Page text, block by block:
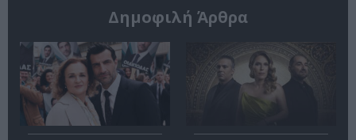
Δημοφιλή Άρθρα